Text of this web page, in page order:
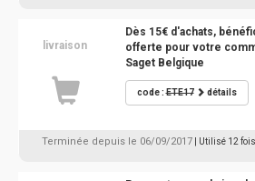
livraison
Dès 15€ d'achats,
offerte pour votre
Saget Belgique
code :ETE17 détails
Terminée depuis le 06/09/2017 | Utilisé 12 fois